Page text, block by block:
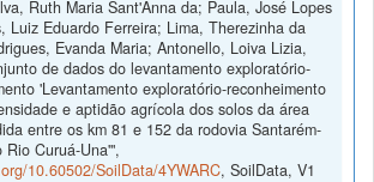
Ruth Maria Sant'Anna da; Paula, José Lopes
Luiz Eduardo Ferreira; Lima, Therezinha da
Evanda Maria; Antonello, Loiva Lizia,
de dados do levantamento exploratório-
'Levantamento exploratório-reconheimento
e aptidão agrícola dos solos da área
entre os km 81 e 152 da rodovia Santarém-
Rio Curuá-Una'",
10.60502/SoilData/4YWARC, SoilData, V1